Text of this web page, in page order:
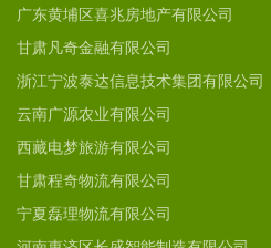
广东黄埔区喜兆房地产有限公司
甘肃凡奇金融有限公司
浙江宁波泰达信息技术集团有限公司
云南广源农业有限公司
西藏电梦旅游有限公司
甘肃程奇物流有限公司
宁夏磊理物流有限公司